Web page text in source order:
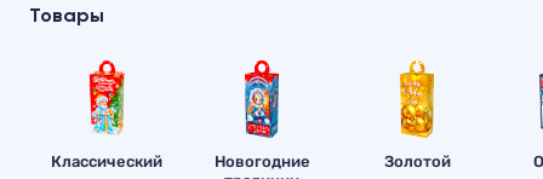
Товары
Классический
Новогодние
Золотой